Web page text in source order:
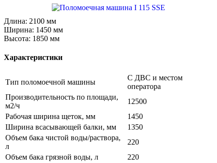
Длина: 2100 мм
Ширина: 1450 мм
Высота: 1850 мм
Характеристики
Тип поломоечной машины
C ДВC и местом
оператора
Производительность по площади,
м2/ч
12500
Рабочая ширина щеток, мм
1450
Ширина всасывающей балки, мм
1350
Объем бака чистой воды/раствора,
л
220
Объем бака грязной воды, л
220